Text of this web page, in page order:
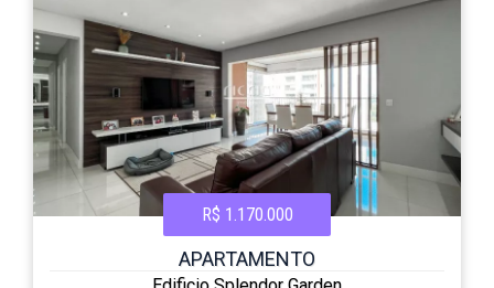
R$ 1.170.000
APARTAMENTO